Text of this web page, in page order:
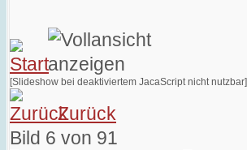
[Slideshow bei deaktiviertem JacaScript nicht nutzbar]
Zurück
Bild 6 von 91